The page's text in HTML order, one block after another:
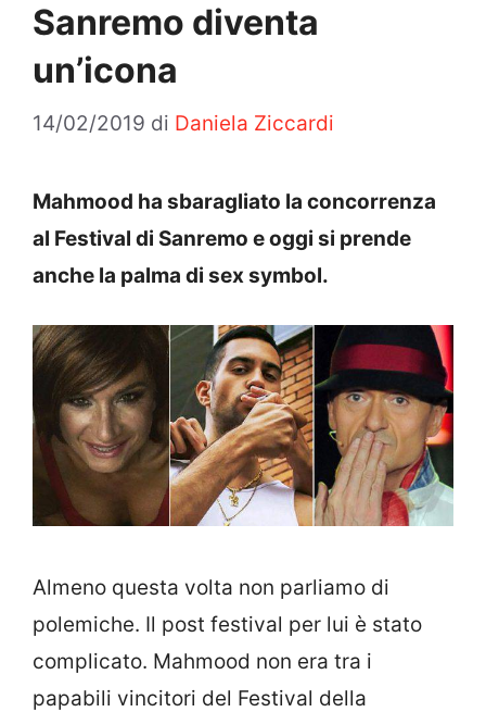
Sanremo diventa
un’icona
14/02/2019 di Daniela Ziccardi
Mahmood ha sbaragliato la concorrenza
al Festival di Sanremo e oggi si prende
anche la palma di sex symbol.
Almeno questa volta non parliamo di
polemiche. Il post festival per lui è stato
complicato. Mahmood non era tra i
papabili vincitori del Festival della